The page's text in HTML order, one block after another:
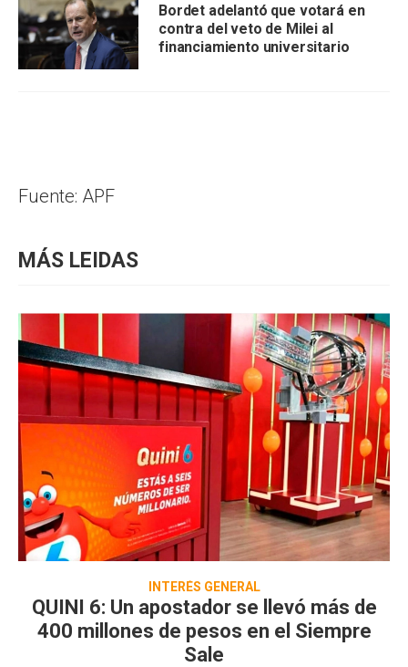
Bordet adelantó que votará en
contra del veto de Milei al
financiamiento universitario
Fuente: APF
MÁS LEIDAS
INTERÉS GENERAL
QUINI 6: Un apostador se llevó más de
400 millones de pesos en el Siempre
Sale